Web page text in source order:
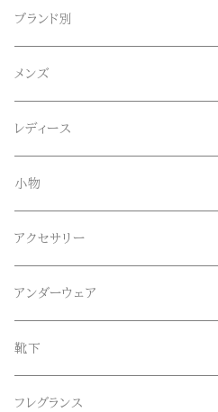
ブランド別
ACE SNKR(エーススニーカー)
Anapau,Seaing,ANAPAU UG
Blundstone(ブランドストーン)
CameOne(ケイムワン)
CANDY DESIGN&WORKS(CDW)
collonil(コロニル)
CountyComm(カウンティーコム)
メンズ
トップス
Tシャツ
ロンT
ボトムス
ロング
ショート
セットアップ
シューズ
シューズ
サンダル
レディース
小物
帽子、マフラー、手袋
メガネ、サングラス
ベルト
腕時計
アクセサリー
リング
ブレスレット、バングル
ネックレス
アンダーウェア
靴下
フレグランス